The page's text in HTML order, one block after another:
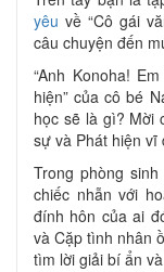
yêu về “Cô gái
câu chuyện đến
“Anh Konoha!
hiện” của cô bé
học sẽ là gì? Mời
sự và Phát hiện vĩ
Trong phòng
chiếc nhẫn với
đính hôn của ai
và Cặp tình nhân
tìm lời giải bí ẩn